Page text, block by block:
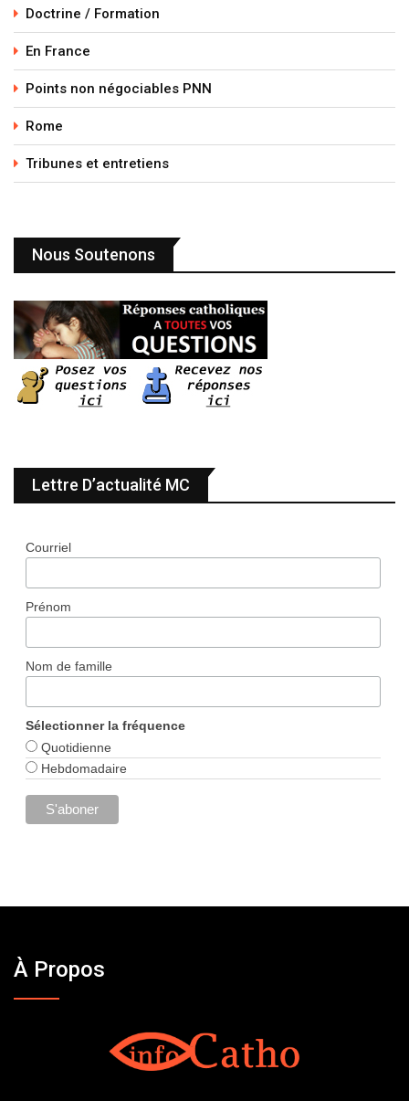
Doctrine / Formation
En France
Points non négociables PNN
Rome
Tribunes et entretiens
Nous Soutenons
Lettre D’actualité MC
Courriel
Prénom
Nom de famille
Sélectionner la fréquence
Quotidienne
Hebdomadaire
À Propos